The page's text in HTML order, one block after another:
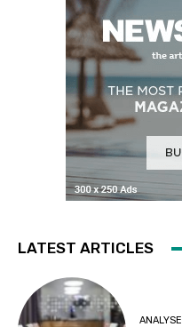
LATEST ARTICLES
ANALYSE